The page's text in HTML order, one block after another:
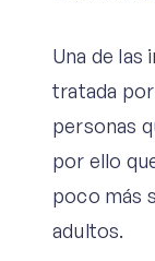
Una de
tratada
personas
por ello
poco más
adultos.